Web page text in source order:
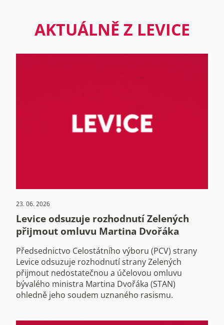
AKTUÁLNĚ Z LEVICE
23. 06. 2026
Levice odsuzuje rozhodnutí Zelených
přijmout omluvu Martina Dvořáka
Předsednictvo Celostátního výboru (PCV) strany
Levice odsuzuje rozhodnutí strany Zelených
přijmout nedostatečnou a účelovou omluvu
bývalého ministra Martina Dvořáka (STAN)
ohledně jeho soudem uznaného rasismu.